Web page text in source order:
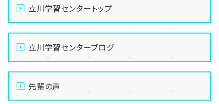
立川学習センタートップ
立川学習センターブログ
先輩の声